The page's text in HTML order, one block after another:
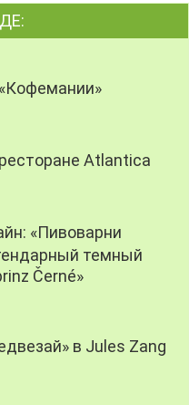
Atlantica
«Пивоварни
темный
Černé»
в Jules Zang